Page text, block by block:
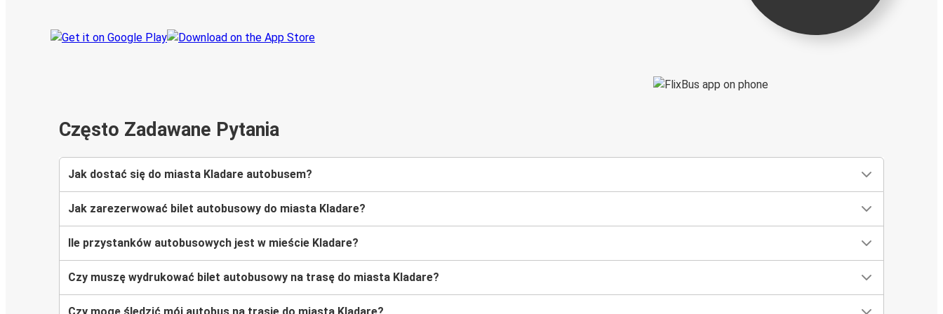
Często Zadawane Pytania
Jak dostać się do miasta Kladare autobusem?
Jak zarezerwować bilet autobusowy do miasta Kladare?
Ile przystanków autobusowych jest w mieście Kladare?
Czy muszę wydrukować bilet autobusowy na trasę do miasta Kladare?
Czy mogę śledzić mój autobus na trasie do miasta Kladare?